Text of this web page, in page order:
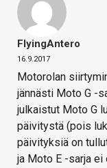
FlyingAntero
16.9.2017
Motorolan
jännästi Moto G -
julkaistut Moto G
päivitystä (pois
päivityksiä on
ja Moto E -sarja